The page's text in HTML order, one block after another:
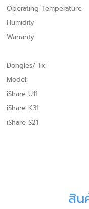
Operating Temperature
Humidity
Warranty
Dongles/ Tx
Model:
iShare U11
iShare K31
iShare S21
สิน